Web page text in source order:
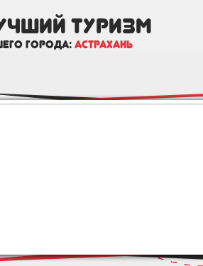
Туризм
города: Астрахань